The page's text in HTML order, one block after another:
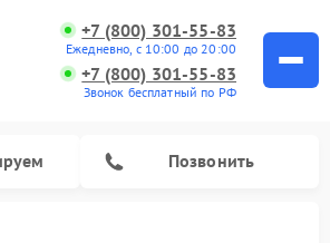
+7 (800) 301-55-83
Ежедневно, с 10:00 до 20:00
+7 (800) 301-55-83
Звонок бесплатный по РФ
Позвонить